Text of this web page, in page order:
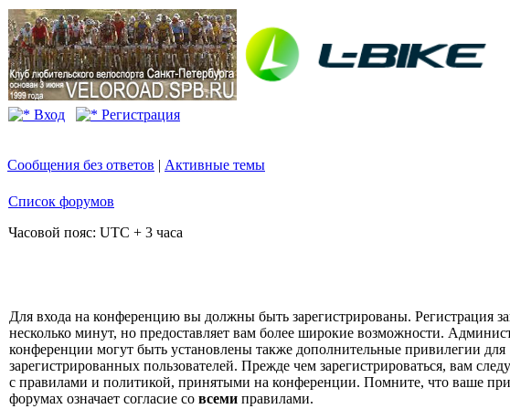
Вход Регистрация
Сообщения без ответов | Активные темы
Список форумов
Часовой пояс: UTC + 3 часа
Для входа на конференцию вы должны быть зарегистрированы. Регистрация
несколько минут, но предоставляет вам более широкие возможности.
конференции могут быть установлены также дополнительные привилегии для
зарегистрированных пользователей. Прежде чем зарегистрироваться, вам
с правилами и политикой, принятыми на конференции. Помните, что ваше
форумах означает согласие со всеми правилами.